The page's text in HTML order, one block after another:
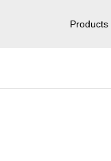
Products